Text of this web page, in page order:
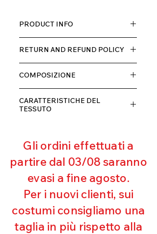
PRODUCT INFO
di elastane, molto comodo per chi lo
indossa grazia alla sua elastcità, in
doppio strato con fodera.
RETURN AND REFUND POLICY
entro 10 giorni dal ricevimento,
rimborseremo il cliente, escluse le
spese di spedizione, non appena
riceveremo la merce resa ed
COMPOSIZIONE
20% ELASTANE
CARATTERISTICHE DEL
TESSUTO
Resistente al pilling
Eccellente protezione dai raggi
UV
Ottima copertura
Ultra cloro resistente
Mantenimento della forma
Perfetta vestibilità
Asciugatura rapida
Bielastico
Gli ordini effettuati a
partire dal 03/08 saranno
evasi a fine agosto.
Per i nuovi clienti, sui
costumi consigliamo una
taglia in più rispetto alla